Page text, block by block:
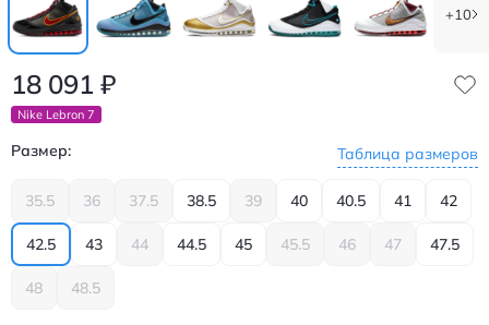
+10
18 091 ₽
Nike Lebron 7
Размер: Таблица размеров
35.5 36 37.5 38.5 39 40 40.5 41 42
42.5 43 44 44.5 45 45.5 46 47 47.5
48 48.5